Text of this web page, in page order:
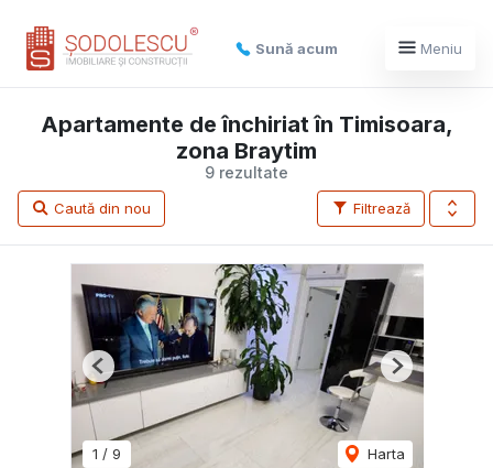
Sună acum Meniu
9 rezultate
Apartamente de închiriat în Timisoara,
zona Braytim
Filtrează
Caută din nou
1 / 9 Harta
Previous Next